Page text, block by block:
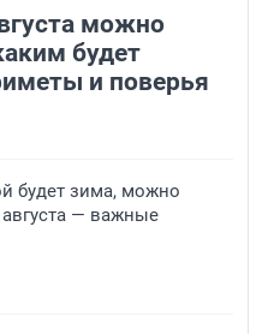
можно
будет
и поверья
будет зима, можно
августа — важные